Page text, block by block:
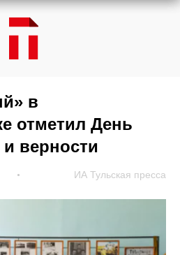
в
отметил День
верности
ИА Тульская пресса